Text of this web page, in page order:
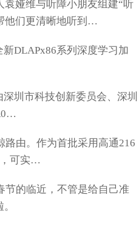
娅维与听障小朋友组建“听
他们更清晰地听到…
DLAPx86系列深度学习加
圳市科技创新委员会、深圳
由。作为首批采用高通216
，可实…
的临近，不管是给自己准